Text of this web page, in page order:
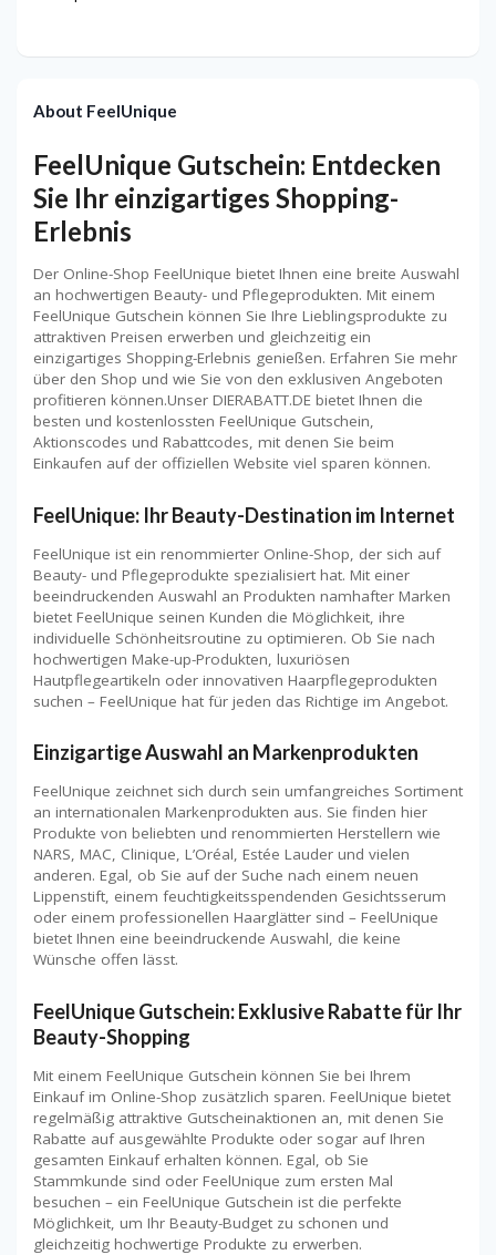
About FeelUnique
FeelUnique Gutschein: Entdecken
Sie Ihr einzigartiges Shopping-
Erlebnis
Der Online-Shop FeelUnique bietet Ihnen eine breite Auswahl
an hochwertigen Beauty- und Pflegeprodukten. Mit einem
FeelUnique Gutschein können Sie Ihre Lieblingsprodukte zu
attraktiven Preisen erwerben und gleichzeitig ein
einzigartiges Shopping-Erlebnis genießen. Erfahren Sie mehr
über den Shop und wie Sie von den exklusiven Angeboten
profitieren können.Unser DIERABATT.DE bietet Ihnen die
besten und kostenlossten FeelUnique Gutschein,
Aktionscodes und Rabattcodes, mit denen Sie beim
Einkaufen auf der offiziellen Website viel sparen können.
FeelUnique: Ihr Beauty-Destination im Internet
FeelUnique ist ein renommierter Online-Shop, der sich auf
Beauty- und Pflegeprodukte spezialisiert hat. Mit einer
beeindruckenden Auswahl an Produkten namhafter Marken
bietet FeelUnique seinen Kunden die Möglichkeit, ihre
individuelle Schönheitsroutine zu optimieren. Ob Sie nach
hochwertigen Make-up-Produkten, luxuriösen
Hautpflegeartikeln oder innovativen Haarpflegeprodukten
suchen – FeelUnique hat für jeden das Richtige im Angebot.
Einzigartige Auswahl an Markenprodukten
FeelUnique zeichnet sich durch sein umfangreiches Sortiment
an internationalen Markenprodukten aus. Sie finden hier
Produkte von beliebten und renommierten Herstellern wie
NARS, MAC, Clinique, L’Oréal, Estée Lauder und vielen
anderen. Egal, ob Sie auf der Suche nach einem neuen
Lippenstift, einem feuchtigkeitsspendenden Gesichtsserum
oder einem professionellen Haarglätter sind – FeelUnique
bietet Ihnen eine beeindruckende Auswahl, die keine
Wünsche offen lässt.
FeelUnique Gutschein: Exklusive Rabatte für Ihr
Beauty-Shopping
Mit einem FeelUnique Gutschein können Sie bei Ihrem
Einkauf im Online-Shop zusätzlich sparen. FeelUnique bietet
regelmäßig attraktive Gutscheinaktionen an, mit denen Sie
Rabatte auf ausgewählte Produkte oder sogar auf Ihren
gesamten Einkauf erhalten können. Egal, ob Sie
Stammkunde sind oder FeelUnique zum ersten Mal
besuchen – ein FeelUnique Gutschein ist die perfekte
Möglichkeit, um Ihr Beauty-Budget zu schonen und
gleichzeitig hochwertige Produkte zu erwerben.